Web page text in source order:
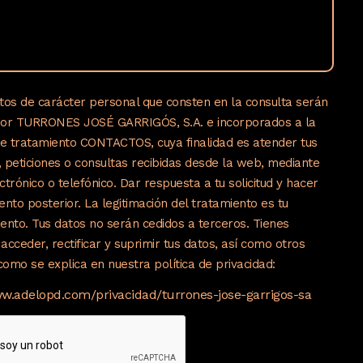
de carácter personal que consten en la consulta serán
TURRONES JOSÉ GARRIGÓS, S.A. e incorporados a la
tratamiento CONTACTOS, cuya finalidad es atender tus
peticiones o consultas recibidas desde la web, mediante
o telefónico. Dar respuesta a tu solicitud y hacer
posterior. La legitimación del tratamiento es tu
Tus datos no serán cedidos a terceros. Tienes
rectificar y suprimir tus datos, así como otros
se explica en nuestra política de privacidad:
privacidad/turrones-jose-garrigos-sa